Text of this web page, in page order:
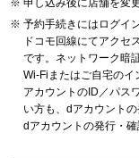
申し込み後に店舗を変
予約手続きにはログイ
ドコモ回線にてアクセ
です。ネットワーク暗
Wi-Fiまたはご自宅のイ
アカウントのID／パス
い方も、dアカウントの
dアカウントの発行・確